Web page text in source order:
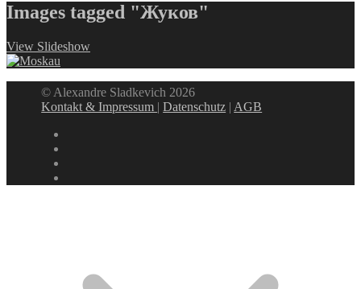
Images tagged "Жуков"
View Slideshow
© Alexandre Sladkevich 2026
Kontakt & Impressum |Datenschutz | AGB